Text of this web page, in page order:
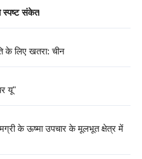
स्पष्ट संकेत
के लिए खतरा: चीन
यू"
के ऊष्मा उपचार के मूलभूत क्षेत्र में